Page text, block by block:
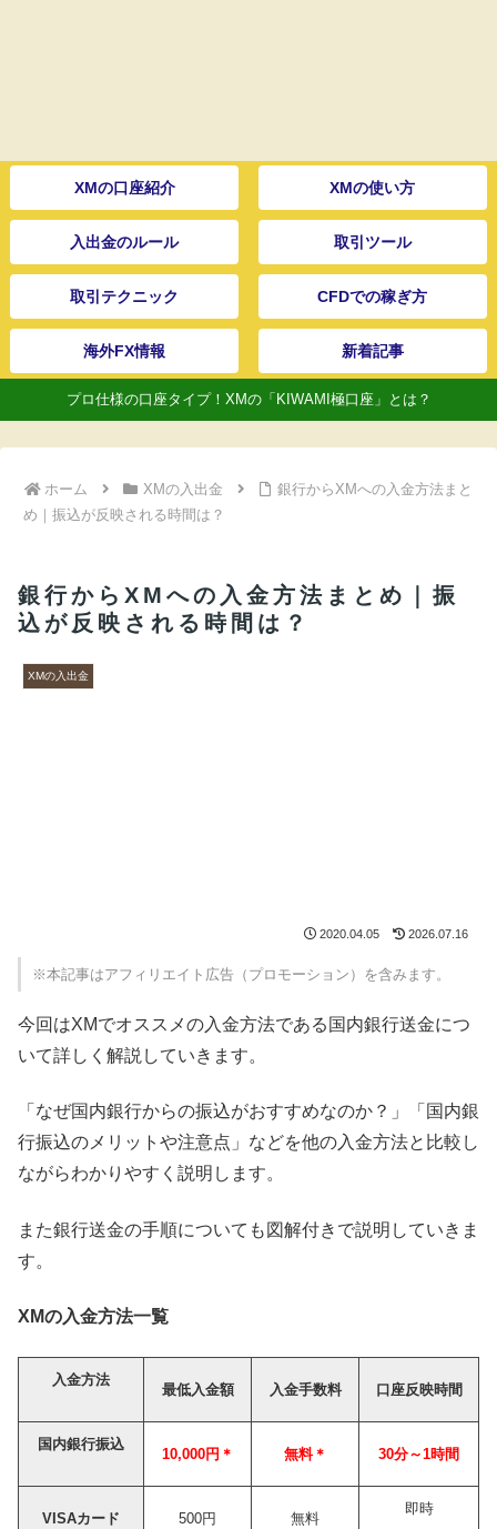
XMの口座紹介 XMの使い方
入出金のルール 取引ツール
取引テクニック CFDでの稼ぎ方
海外FX情報 新着記事
プロ仕様の口座タイプ！XMの「KIWAMI極口座」とは？
ホーム XMの入出金
銀行からXMへの入金方法まと
め｜振込が反映される時間は？
銀行からXMへの入金方法まとめ｜振
込が反映される時間は？
XMの入出金
2020.04.05 2026.07.16
※本記事はアフィリエイト広告（プロモーション）を含みます。
今回はXMでオススメの入金方法である国内銀行送金につ
いて詳しく解説していきます。
「なぜ国内銀行からの振込がおすすめなのか？」「国内銀
行振込のメリットや注意点」などを他の入金方法と比較し
ながらわかりやすく説明します。
また銀行送金の手順についても図解付きで説明していきま
す。
XMの入金方法一覧
入金方法
最低入金額 入金手数料 口座反映時間
国内銀行振込
10,000円＊ 無料＊ 30分～1時間
VISAカード 500円 無料
即時